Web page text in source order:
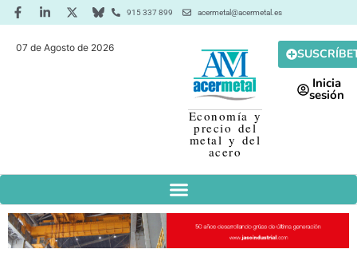
915 337 899 acermetal@acermetal.es
07 de Agosto de 2026
Economía y
precio del
metal y del
acero
Inicia
sesión